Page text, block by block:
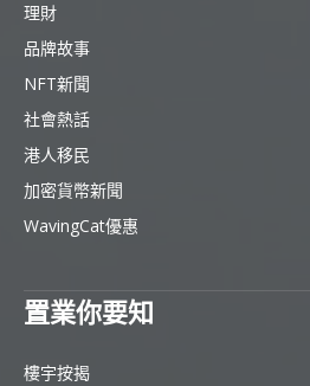
理財
品牌故事
NFT新聞
社會熱話
港人移民
加密貨幣新聞
WavingCat優惠
置業你要知
樓宇按揭